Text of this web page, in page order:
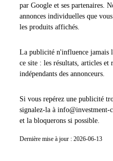
par Google et ses partenaires.
annonces individuelles que
les produits affichés.
La publicité n'influence jamais
ce site : les résultats, articles et
indépendants des annonceurs.
Si vous repérez une publicité
signalez-la à info@investment-
et la bloquerons si possible.
Dernière mise à jour : 2026-06-13